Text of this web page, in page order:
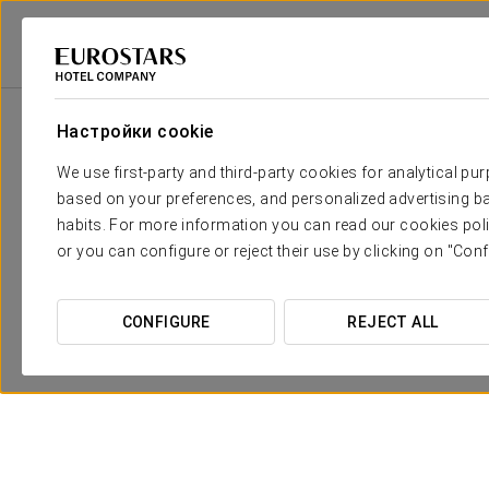
Настройки cookie
We use first-party and third-party cookies for analytical
based on your preferences, and personalized advertising
habits. For more information you can read our cookies
or you can configure or reject their use by clicking on
CONFIGURE REJECT ALL
Eurostars Hotel Company